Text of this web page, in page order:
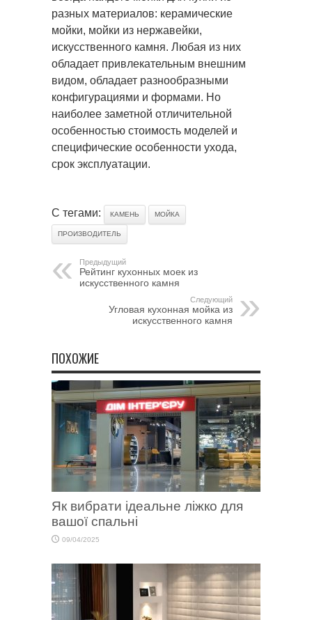
разных материалов: керамические
мойки, мойки из нержавейки,
искусственного камня. Любая из них
обладает привлекательным внешним
видом, обладает разнообразными
конфигурациями и формами. Но
наиболее заметной отличительной
особенностью стоимость моделей и
специфические особенности ухода,
срок эксплуатации.
С тегами: КАМЕНЬ МОЙКА
ПРОИЗВОДИТЕЛЬ
Предыдущий
Рейтинг кухонных моек из
искусственного камня
Следующий
Угловая кухонная мойка из
искусственного камня
ПОХОЖИЕ
Як вибрати ідеальне ліжко для
вашої спальні
09/04/2025